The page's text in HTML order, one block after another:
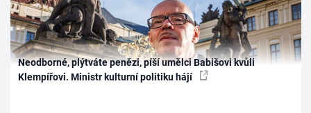
Neodborné, plýtváte penězi, píší umělci Babišovi kvůli
Klempířovi. Ministr kulturní politiku hájí